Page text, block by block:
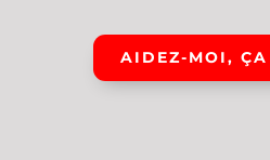
AIDEZ-MOI, ÇA